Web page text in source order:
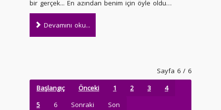
bir gerçek... En azından benim için öyle oldu…
Devamını oku...
Sayfa 6 / 6
Başlangıç
Önceki 1 2 3
4
5
6 Sonraki Son